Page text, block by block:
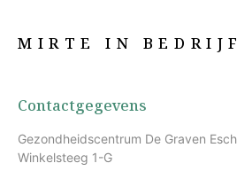
MIRTE IN BEDRIJF
Contactgegevens
Gezondheidscentrum De Graven Esch
Winkelsteeg 1-G